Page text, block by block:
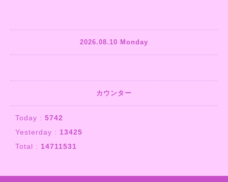
2026.08.10 Monday
カウンター
Today : 5742
Yesterday : 13425
Total : 14711531